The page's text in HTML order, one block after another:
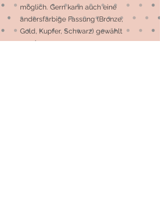
möglich. Gern kann auch eine
andersfarbige Fassung (Bronze,
Gold, Kupfer, Schwarz) gewählt
werden.